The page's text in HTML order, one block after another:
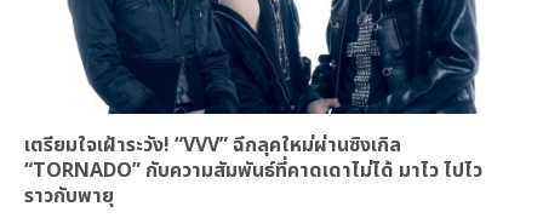
เตรียมใจเฝ้าระวัง! “VVV” ฉีกลุคใหม่ผ่านซิงเกิล
“TORNADO” กับความสัมพันธ์ที่คาดเดาไม่ได้ มาไว ไปไว
ราวกับพายุ